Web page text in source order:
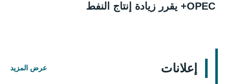
OPEC+ يقرر زيادة إنتاج النفط
إعلانات عرض المزيد